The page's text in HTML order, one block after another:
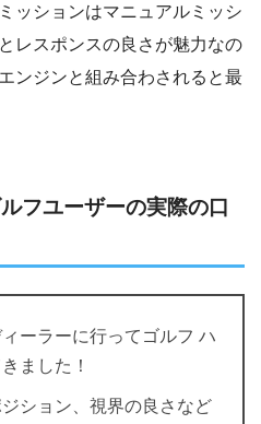
ッションはマニュアルミッシ
レスポンスの良さが魅力なの
ンジンと組み合わされると最
フユーザーの実際の口
ーラーに行ってゴルフ ハ
ました！
ション、視界の良さなど